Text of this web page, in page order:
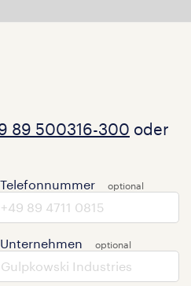
89 500316-300 oder
Telefonnummer
Unternehmen